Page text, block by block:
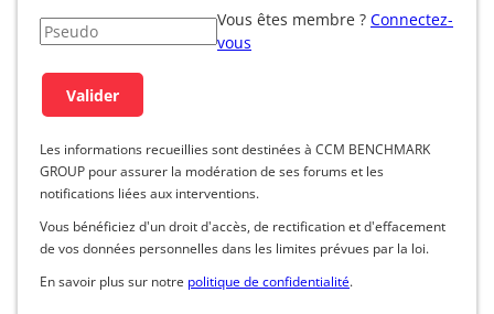
Vous êtes membre ? Connectez-
vous
Les informations recueillies sont destinées à CCM BENCHMARK
GROUP pour assurer la modération de ses forums et les
notifications liées aux interventions.
Vous bénéficiez d'un droit d'accès, de rectification et d'effacement
de vos données personnelles dans les limites prévues par la loi.
En savoir plus sur notre politique de confidentialité.